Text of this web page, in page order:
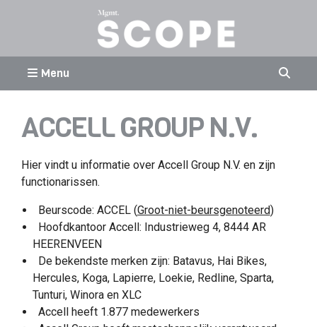
Menu
ACCELL GROUP N.V.
Hier vindt u informatie over Accell Group N.V. en zijn
functionarissen.
Beurscode: ACCEL (Groot-niet-beursgenoteerd)
Hoofdkantoor Accell: Industrieweg 4, 8444 AR
HEERENVEEN
De bekendste merken zijn: Batavus, Hai Bikes,
Hercules, Koga, Lapierre, Loekie, Redline, Sparta,
Tunturi, Winora en XLC
Accell heeft 1.877 medewerkers